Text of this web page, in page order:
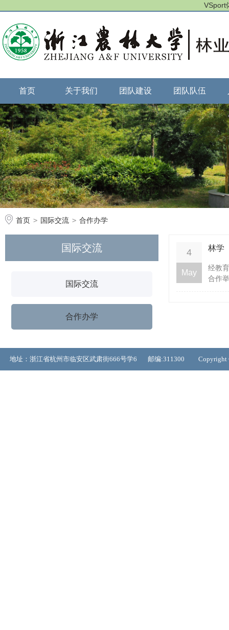
VSport
首页 关于我们 团队建设 团队队伍
首页 > 国际交流 > 合作办学
国际交流
国际交流
合作办学
4
May
林学
经教
合作
地址：浙江省杭州市临安区武肃街666号学6 邮编:311300 Copyright